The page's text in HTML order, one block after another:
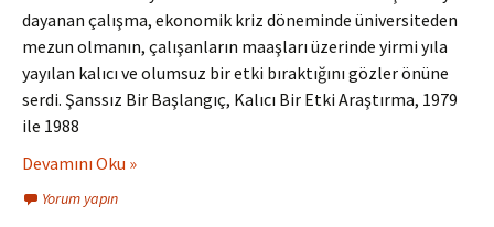
dayanan çalışma, ekonomik kriz döneminde üniversiteden
mezun olmanın, çalışanların maaşları üzerinde yirmi yıla
yayılan kalıcı ve olumsuz bir etki bıraktığını gözler önüne
serdi. Şanssız Bir Başlangıç, Kalıcı Bir Etki Araştırma, 1979
ile 1988
Devamını Oku »
Yorum yapın